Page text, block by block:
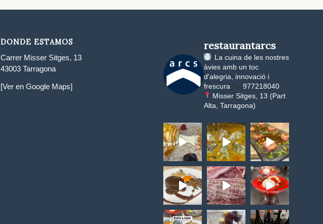
DONDE ESTAMOS
Carrer Misser Sitges, 13
43003 Tarragona
[Ver en Google Maps]
restaurantarcs
La cuina de les nostres
àvies amb un toc
d'alegria, innovació i
frescura
977218040
Misser Sitges, 13 (Part
Alta, Tarragona)